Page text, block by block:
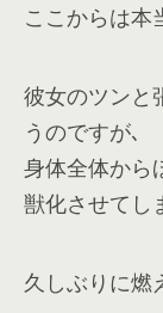
ここからは本
彼女のツンと
うのですが､
身体全体から
獣化させてし
久しぶりに燃